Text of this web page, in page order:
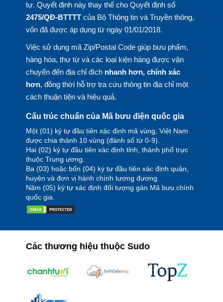
tự. Quyết định này thay thế cho Quyết định số
2475/QĐ-BTTTTcủa Bộ Thông tin và Truyền thông,
vốn đã được áp dụng từ ngày 01/01/2018.
Việc sử dụng mã Zip/Postal Code giúp bưu phẩm,
hàng hóa, thư từ và các loại kiện hàng được vận
chuyển đến địa chỉ đích nhanh hơn, chính xác
hơn, đồng thời hỗ trợ tra cứu thông tin địa chỉ một
cách thuận tiện và hiệu quả.
Cấu trúc chuẩn của Mã bưu điện quốc gia
Một (01) ký tự đầu tiên xác định mã vùng, Việt Nam
được chia thành 10 vùng (đánh số từ 0-9).
Hai (02) ký tự đầu tiên xác định tỉnh, thành phố trực
thuộc Trung ương.
Ba (03) hoặc bốn (04) ký tự đầu tiên xác định quận,
huyện và đơn vị hành chính tương đương.
Năm (05) ký tự xác định đối tượng gán Mã bưu chính
quốc gia.
Các thương hiệu thuộc Sudo